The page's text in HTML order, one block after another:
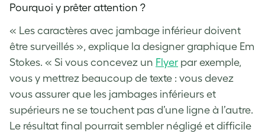
Pourquoi y prêter attention ?
« Les caractères avec jambage inférieur doivent
être surveillés », explique la designer graphique Em
Stokes. « Si vous concevez un Flyer par exemple,
vous y mettrez beaucoup de texte : vous devez
vous assurer que les jambages inférieurs et
supérieurs ne se touchent pas d’une ligne à l’autre.
Le résultat final pourrait sembler négligé et difficile